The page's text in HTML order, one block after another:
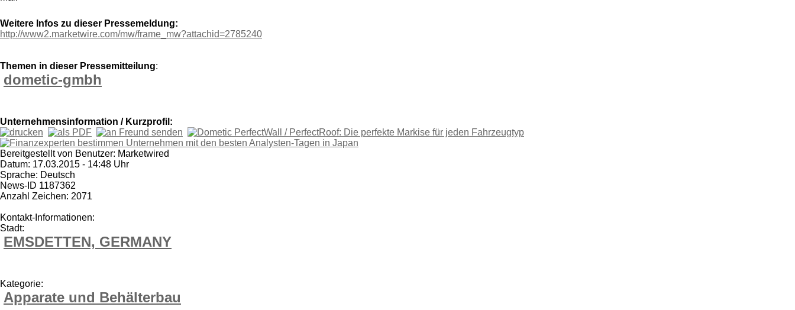
Weitere Infos zu dieser Pressemeldung:
http://www2.marketwire.com/mw/frame_mw?attachid=2785240
Themen in dieser Pressemitteilung:
dometic-gmbh
Unternehmensinformation / Kurzprofil:
Bereitgestellt von Benutzer: Marketwired
Datum: 17.03.2015 - 14:48 Uhr
Sprache: Deutsch
News-ID 1187362
Anzahl Zeichen: 2071
Kontakt-Informationen:
Stadt:
EMSDETTEN, GERMANY
Kategorie:
Apparate und Behälterbau